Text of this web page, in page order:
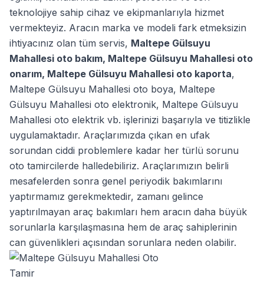
teknolojiye sahip cihaz ve ekipmanlarıyla hizmet
vermekteyiz. Aracın marka ve modeli fark etmeksizin
ihtiyacınız olan tüm servis, Maltepe Gülsuyu
Mahallesi oto bakım, Maltepe Gülsuyu Mahallesi oto
onarım, Maltepe Gülsuyu Mahallesi oto kaporta,
Maltepe Gülsuyu Mahallesi oto boya, Maltepe
Gülsuyu Mahallesi oto elektronik, Maltepe Gülsuyu
Mahallesi oto elektrik vb. işlerinizi başarıyla ve titizlikle
uygulamaktadır. Araçlarımızda çıkan en ufak
sorundan ciddi problemlere kadar her türlü sorunu
oto tamircilerde halledebiliriz. Araçlarımızın belirli
mesafelerden sonra genel periyodik bakımlarını
yaptırmamız gerekmektedir, zamanı gelince
yaptırılmayan araç bakımları hem aracın daha büyük
sorunlarla karşılaşmasına hem de araç sahiplerinin
can güvenlikleri açısından sorunlara neden olabilir.